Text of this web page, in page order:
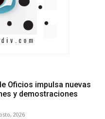
Oficios impulsa nuevas
y demostraciones
2026